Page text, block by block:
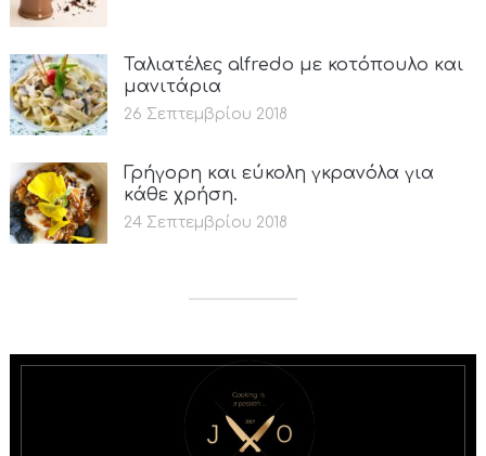
Ταλιατέλες alfredo με κοτόπουλο και
μανιτάρια
26 Σεπτεμβρίου 2018
Γρήγορη και εύκολη γκρανόλα για
κάθε χρήση.
24 Σεπτεμβρίου 2018